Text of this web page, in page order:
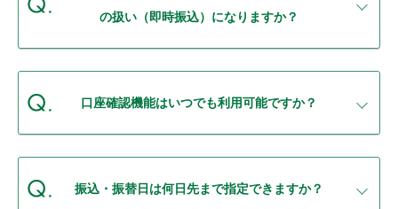
困った時は
の扱い（即時振込）になりますか？
口座確認機能はいつでも利用可能ですか？
振込・振替日は何日先まで指定できますか？